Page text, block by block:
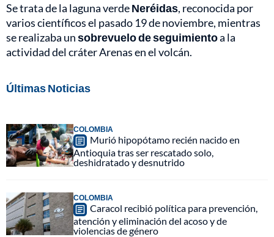
Se trata de la laguna verdeNeréidas, reconocida por
varios científicos el pasado 19 de noviembre, mientras
se realizaba unsobrevuelo de seguimientoa la
actividad del cráter Arenas en el volcán.
Últimas Noticias
COLOMBIA
Murió hipopótamo recién nacido en
Antioquia tras ser rescatado solo,
deshidratado y desnutrido
COLOMBIA
Caracol recibió política para prevención,
atención y eliminación del acoso y de
violencias de género